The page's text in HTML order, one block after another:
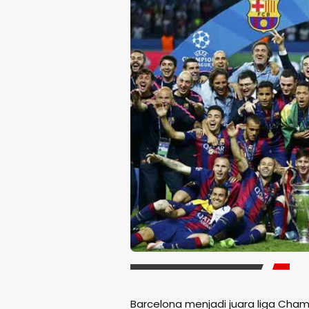
Barcelona menjadi juara liga